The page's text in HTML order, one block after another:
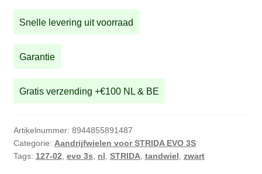
trapas
voor
EVO
3S
Snelle levering uit voorraad
Garantie
Gratis verzending +€100 NL & BE
Artikelnummer: 8944855891487
Categorie: Aandrijfwielen voor STRIDA EVO 3S
Tags: 127-02 evo 3s nl STRIDA, tandwiel zwart